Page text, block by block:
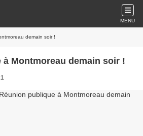
MENU
demain soir !
Montmoreau demain soir !